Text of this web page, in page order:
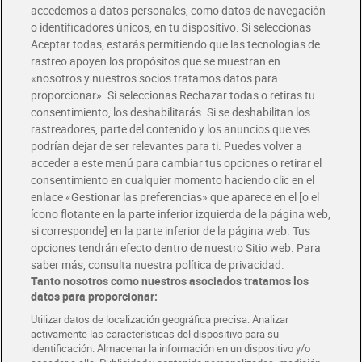
Envío gratis por compras superiores a 100€
Envío estandar por 4,99€
Glovo y Uber Eats
Solicita tu factura de Glovo o Uber Eats
Únete al CLUB Dia
Disfruta las ventajas y ofertas exclusivas.
Descárgate la APP Dia
Folletos y Tiendas
Descubre las mejores ofertas y busca tu tienda más cercana
Tarjeta MaX Dia
Te devuelve hasta 8€/mes de tus compras.
¡Solicita tu tarjeta de crédito aquí!
COMER MEJOR CADA DIA
accedemos a datos personales, como datos de navegación
o identificadores únicos, en tu dispositivo. Si seleccionas
Aceptar todas, estarás permitiendo que las tecnologías de
rastreo apoyen los propósitos que se muestran en
«nosotros y nuestros socios tratamos datos para
proporcionar». Si seleccionas Rechazar todas o retiras tu
consentimiento, los deshabilitarás. Si se deshabilitan los
rastreadores, parte del contenido y los anuncios que ves
podrían dejar de ser relevantes para ti. Puedes volver a
acceder a este menú para cambiar tus opciones o retirar el
consentimiento en cualquier momento haciendo clic en el
enlace «Gestionar las preferencias» que aparece en el [o el
ícono flotante en la parte inferior izquierda de la página web,
si corresponde] en la parte inferior de la página web. Tus
opciones tendrán efecto dentro de nuestro Sitio web. Para
saber más, consulta nuestra política de privacidad.
Tanto nosotros como nuestros asociados tratamos los
datos para proporcionar:
Utilizar datos de localización geográfica precisa. Analizar
activamente las características del dispositivo para su
identificación. Almacenar la información en un dispositivo y/o